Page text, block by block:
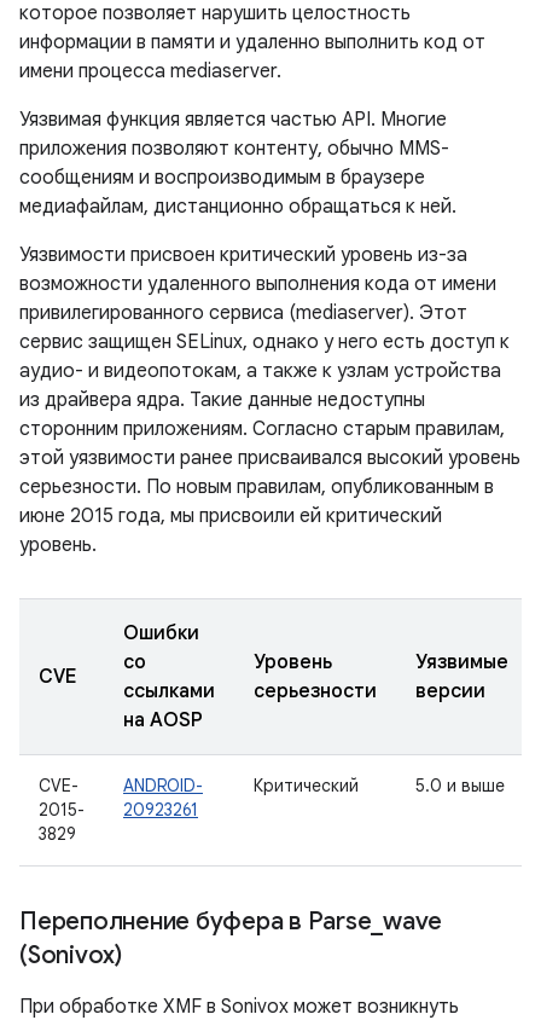
которое позволяет нарушить целостность
информации в памяти и удаленно выполнить код от
имени процесса mediaserver.
Уязвимая функция является частью API. Многие
приложения позволяют контенту, обычно MMS-
сообщениям и воспроизводимым в браузере
медиафайлам, дистанционно обращаться к ней.
Уязвимости присвоен критический уровень из-за
возможности удаленного выполнения кода от имени
привилегированного сервиса (mediaserver). Этот
сервис защищен SELinux, однако у него есть доступ к
аудио- и видеопотокам, а также к узлам устройства
из драйвера ядра. Такие данные недоступны
сторонним приложениям. Согласно старым правилам,
этой уязвимости ранее присваивался высокий уровень
серьезности. По новым правилам, опубликованным в
июне 2015 года, мы присвоили ей критический
уровень.
CVE
Ошибки
со
ссылками
на AOSP
Уровень
серьезности
Уязвимые
версии
CVE-
2015-
3829
ANDROID-
20923261
Критический 5.0 и выше
Переполнение буфера в Parse wave
(Sonivox)
При обработке XMF в Sonivox может возникнуть